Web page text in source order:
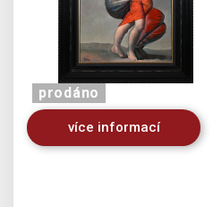
prodáno
více informací